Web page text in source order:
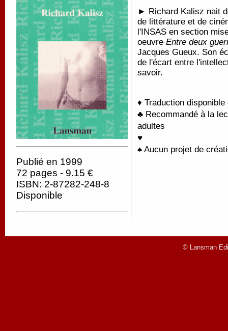
Publié en 1999
72 pages - 9.15 €
ISBN: 2-87282-248-8
Disponible
► Richard Kalisz nait
de littérature et de
l'INSAS en section
oeuvre Entre deux
Jacques Gueux. Son
de l'écart entre
savoir.
♦ Traduction
♣ Recommandé à la
adultes
♥
♠ Aucun projet de
© Lansman